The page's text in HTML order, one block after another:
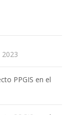
PPGIS en el